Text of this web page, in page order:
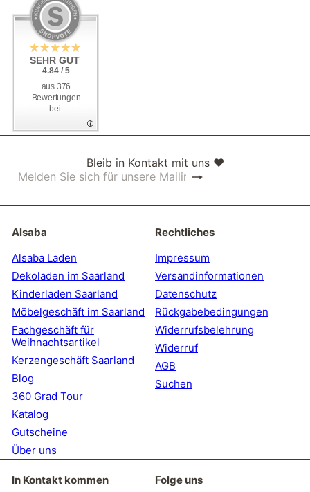
SEHR GUT
4.84 / 5
aus 376
Bewertungen
bei:
SEHR GUT
4.84 / 5
aus 376
Bewertungen
bei:
Bleib in Kontakt mit uns ❤
Abonnieren
Melden
sich
unsere
Mailingliste
an
Alsaba
Alsaba Laden
Dekoladen im Saarland
Kinderladen Saarland
Möbelgeschäft im Saarland
Fachgeschäft für
Weihnachtsartikel
Kerzengeschäft Saarland
Blog
360 Grad Tour
Katalog
Gutscheine
Über uns
Rechtliches
Impressum
Versandinformationen
Datenschutz
Rückgabebedingungen
Widerrufsbelehrung
Widerruf
AGB
Suchen
In Kontakt kommen Folge uns